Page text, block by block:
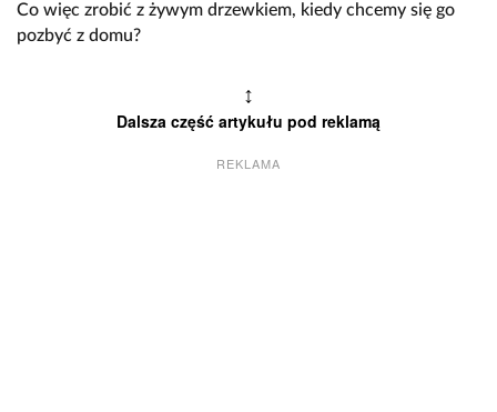
Co więc zrobić z żywym drzewkiem, kiedy chcemy się go
pozbyć z domu?
↕
Dalsza część artykułu pod reklamą
REKLAMA